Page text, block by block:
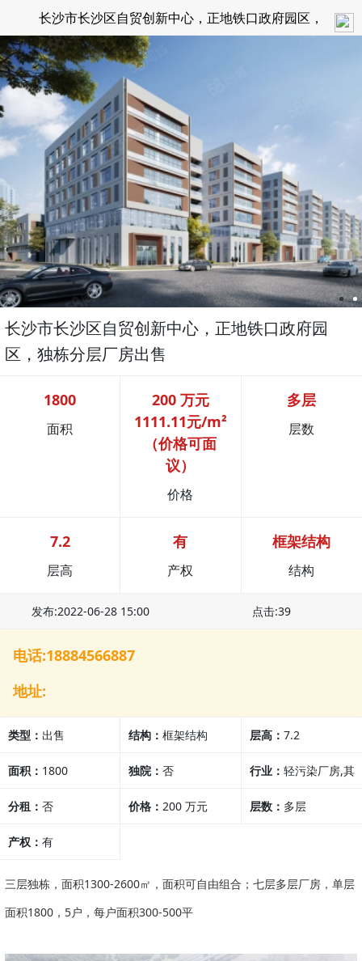
长沙市长沙区自贸创新中心，正地铁口政府园区，
独栋分层厂房出售
长沙市长沙区自贸创新中心，正地铁口政府园
区，独栋分层厂房出售
1800
面积
200 万元
1111.11元/m²
（价格可面
议）
价格
多层
层数
7.2
层高
有
产权
框架结构
结构
发布:2022-06-28 15:00 点击:39
电话:18884566887
地址:
类型： 出售 结构：框架结构 层高： 7.2
面积： 1800 独院：否 行业： 轻污染厂房,其
他行业
分租： 否 价格：200 万元
可面议）
层数： 多层
产权： 有
三层独栋，面积1300-2600㎡，面积可自由组合；七层多层厂房，单层
面积1800，5户，每户面积300-500平